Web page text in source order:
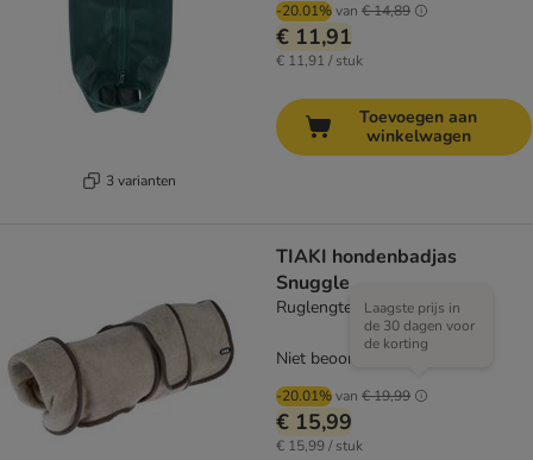
3 varianten
-20.01%van € 14,89
€ 11,91
€ 11,91 / stuk
Toevoegen aan
winkelwagen
TIAKI hondenbadjas
Snuggle
Ruglengte ca. 60 cm
-20.01%van € 19,99
Laagste prijs in
de 30 dagen voor
de korting
€ 15,99
€ 15,99 / stuk
Niet beoordeeld